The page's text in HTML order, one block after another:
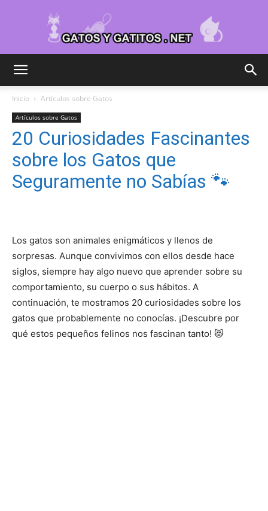
–
Fotos
–
Inicio Artículos sobre Gatos
Artículos sobre Gatos
20 Curiosidades Fascinantes
sobre los Gatos que
Seguramente no Sabías 🐾
Los gatos son animales enigmáticos y llenos de
sorpresas. Aunque convivimos con ellos desde hace
siglos, siempre hay algo nuevo que aprender sobre su
comportamiento, su cuerpo o sus hábitos. A
continuación, te mostramos 20 curiosidades sobre los
gatos que probablemente no conocías. ¡Descubre por
qué estos pequeños felinos nos fascinan tanto! 😻